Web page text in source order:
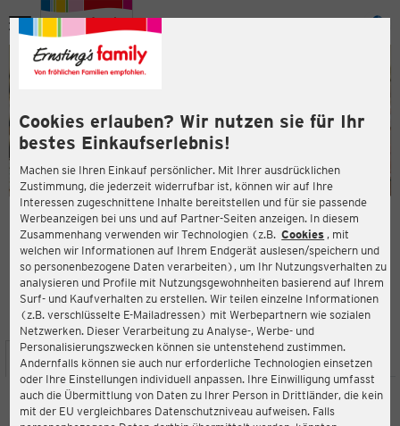
Cookies erlauben? Wir nutzen sie für Ihr
bestes Einkaufserlebnis!
Machen sie Ihren Einkauf persönlicher. Mit Ihrer ausdrücklichen
Zustimmung, die jederzeit widerrufbar ist, können wir auf Ihre
Interessen zugeschnittene Inhalte bereitstellen und für sie passende
Werbeanzeigen bei uns und auf Partner-Seiten anzeigen. In diesem
Zusammenhang verwenden wir Technologien (z.B. Cookies , mit
welchen wir Informationen auf Ihrem Endgerät auslesen/speichern und
so personenbezogene Daten verarbeiten), um Ihr Nutzungsverhalten zu
analysieren und Profile mit Nutzungsgewohnheiten basierend auf Ihrem
Surf- und Kaufverhalten zu erstellen. Wir teilen einzelne Informationen
(z.B. verschlüsselte E-Mailadressen) mit Werbepartnern wie sozialen
Netzwerken. Dieser Verarbeitung zu Analyse-, Werbe- und
Personalisierungszwecken können sie untenstehend zustimmen.
Andernfalls können sie auch nur erforderliche Technologien einsetzen
oder Ihre Einstellungen individuell anpassen. Ihre Einwilligung umfasst
auch die Übermittlung von Daten zu Ihrer Person in Drittländer, die kein
mit der EU vergleichbares Datenschutzniveau aufweisen. Falls
Menü
ERNSTING'S FAMILY FILIALE
Bahnhofstraße 8
33415 Verl
4,1
Bewertung:
STANDORT SERVICES SORTIMENT AKTIONEN